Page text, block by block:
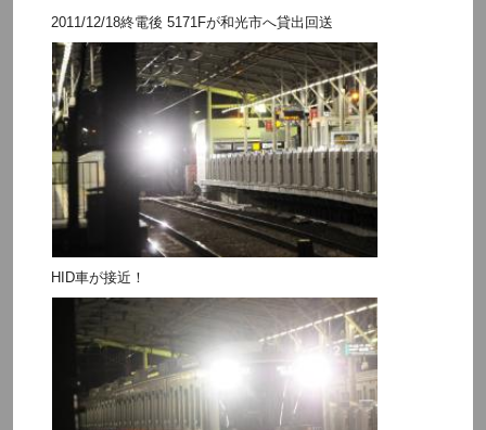
2011/12/18終電後 5171Fが和光市へ貸出回送
HID車が接近！